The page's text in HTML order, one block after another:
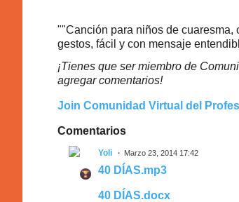
""Canción para niños de cuaresma,
gestos, fácil y con mensaje
¡Tienes que ser miembro de
agregar comentarios!
Join Comunidad Virtual del
Comentarios
Yoli Marzo 23, 2014 17:42
40 DÍAS.mp3
40 DÍAS.docx